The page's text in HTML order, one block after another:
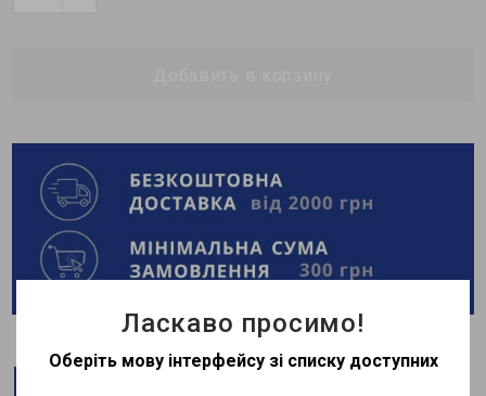
Ласкаво просимо!
Оберіть мову інтерфейсу зі списку доступних